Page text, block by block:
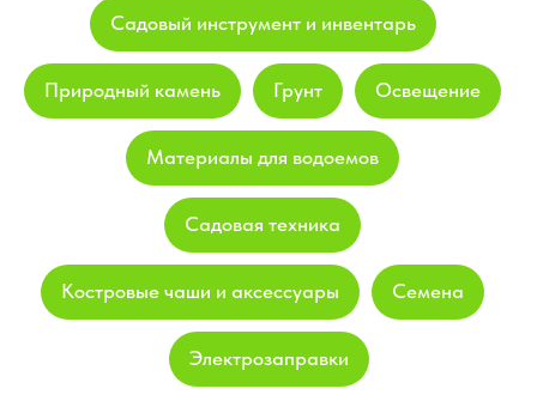
Садовый инструмент и инвентарь
Природный камень Грунт Освещение
Материалы для водоемов
Садовая техника
Костровые чаши и аксессуары Семена
Электрозаправки